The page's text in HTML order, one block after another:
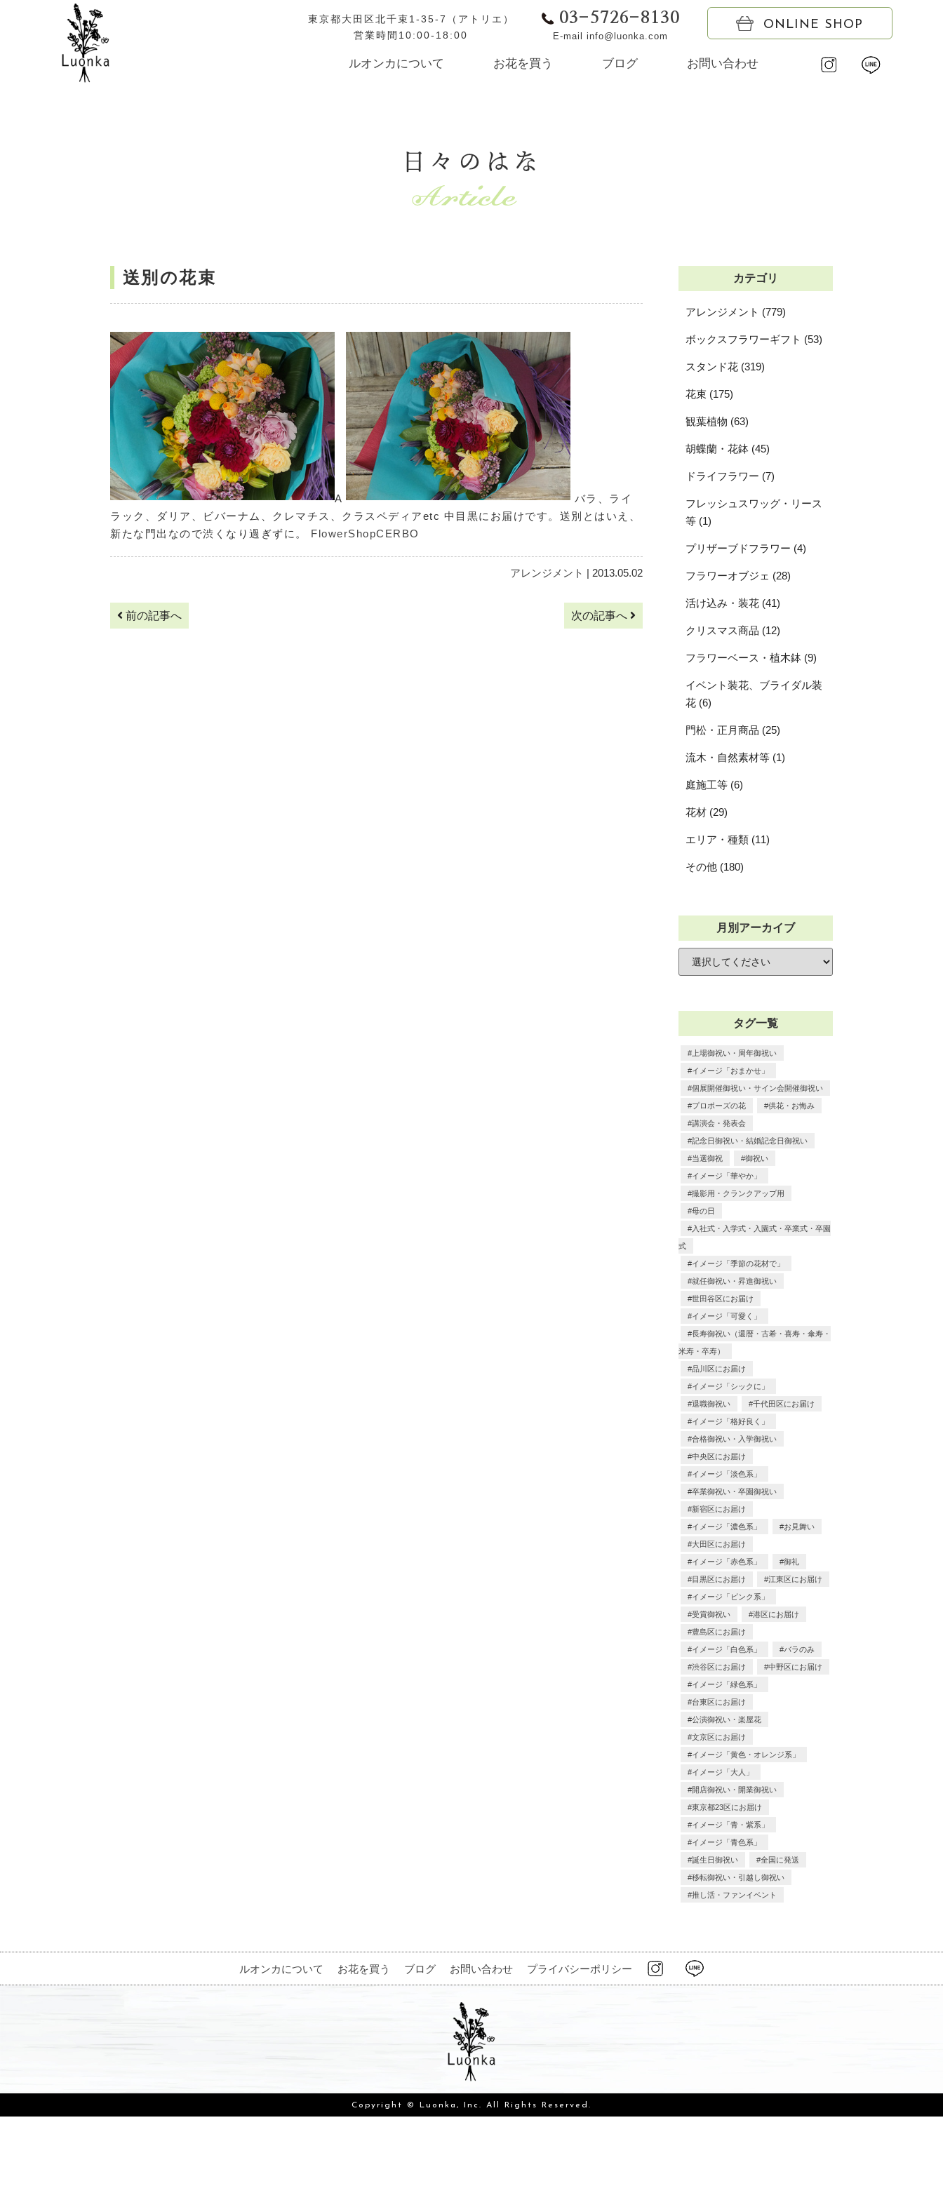
東京都大田区北千束1-35-7（アトリエ）
営業時間10:00-18:00
03-5726-8130
E-mail info@luonka.com
ONLINE SHOP
ルオンカについて お花を買う ブログ お問い合わせ
日々のはな
送別の花束
A
バラ、ライ
ラック、ダリア、ビバーナム、クレマチス、クラスペディアetc 中目黒にお届けです。送別とはいえ、
新たな門出なので渋くなり過ぎずに。 FlowerShopCERBO
アレンジメント | 2013.05.02
前の記事へ 次の記事へ
カテゴリ
アレンジメント (779)
ボックスフラワーギフト (53)
スタンド花 (319)
花束 (175)
観葉植物 (63)
胡蝶蘭・花鉢 (45)
ドライフラワー (7)
フレッシュスワッグ・リース
等 (1)
プリザーブドフラワー (4)
フラワーオブジェ (28)
活け込み・装花 (41)
クリスマス商品 (12)
フラワーベース・植木鉢 (9)
イベント装花、ブライダル装
花 (6)
門松・正月商品 (25)
流木・自然素材等 (1)
庭施工等 (6)
花材 (29)
エリア・種類 (11)
その他 (180)
月別アーカイブ
タグ一覧
上場御祝い・周年御祝い
イメージ「おまかせ」
個展開催御祝い・サイン会開催御祝い
プロポーズの花 供花・お悔み
講演会・発表会
記念日御祝い・結婚記念日御祝い
当選御祝 御祝い
イメージ「華やか」
撮影用・クランクアップ用
母の日
入社式・入学式・入園式・卒業式・卒園
式
イメージ「季節の花材で」
就任御祝い・昇進御祝い
世田谷区にお届け
イメージ「可愛く」
長寿御祝い（還暦・古希・喜寿・傘寿・
米寿・卒寿）
品川区にお届け
イメージ「シックに」
退職御祝い 千代田区にお届け
イメージ「格好良く」
合格御祝い・入学御祝い
中央区にお届け
イメージ「淡色系」
卒業御祝い・卒園御祝い
新宿区にお届け
イメージ「濃色系」 お見舞い
大田区にお届け
イメージ「赤色系」 御礼
目黒区にお届け 江東区にお届け
イメージ「ピンク系」
受賞御祝い 港区にお届け
豊島区にお届け
イメージ「白色系」 バラのみ
渋谷区にお届け 中野区にお届け
イメージ「緑色系」
台東区にお届け
公演御祝い・楽屋花
文京区にお届け
イメージ「黄色・オレンジ系」
イメージ「大人」
開店御祝い・開業御祝い
東京都23区にお届け
イメージ「青・紫系」
イメージ「青色系」
誕生日御祝い 全国に発送
移転御祝い・引越し御祝い
推し活・ファンイベント
ルオンカについて お花を買う ブログ お問い合わせ プライバシーポリシー
Copyright © Luonka, Inc. All Rights Reserved.